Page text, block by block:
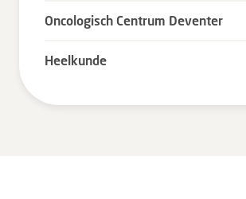
Oncologisch Centrum Deventer
Heelkunde